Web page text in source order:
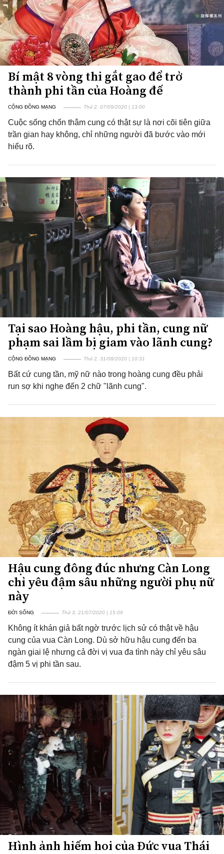
Bí mật 8 vòng thi gắt gao để trở
thành phi tần của Hoàng đế
CỘNG ĐỒNG MẠNG Thứ 2, 07/09/2020 | 13:00
Cuộc sống chốn thâm cung có thật sự là nơi cõi tiên giữa
trần gian hay không, chỉ những người đã bước vào mới
hiểu rõ.
Tại sao Hoàng hậu, phi tần, cung nữ
phạm sai lầm bị giam vào lãnh cung?
CỘNG ĐỒNG MẠNG Thứ 2, 31/08/2020 | 10:31
Bất cứ cung tần, mỹ nữ nào trong hoàng cung đều phải
run sợ khi nghe đến 2 chữ "lãnh cung".
Hậu cung đông đúc nhưng Càn Long
chỉ yêu đậm sâu những người phụ nữ
này
ĐỜI SỐNG Thứ 3, 21/07/2020 | 15:09
Không ít khán giả bất ngờ trước lịch sử có thật về hậu
cung của vua Càn Long. Dù sở hữu hậu cung đến ba
ngàn giai lệ nhưng cả đời vị vua đa tình này chỉ yêu sâu
đậm 5 vị phi tần sau.
Hình ảnh hiếm hoi của Đức vua Thái